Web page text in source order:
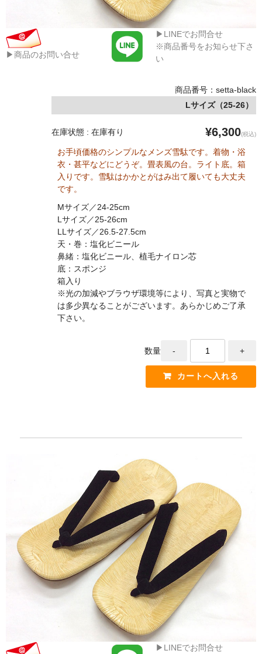
▶商品のお問い合せ
▶LINEでお問合せ
※商品番号をお知らせ下さ
い
商品番号：setta-black
Lサイズ（25-26）
在庫状態 : 在庫有り ¥6,300(税込)
お手頃価格のシンプルなメンズ雪駄です。着物・浴
衣・甚平などにどうぞ。畳表風の台。ライト底。箱
入りです。雪駄はかかとがはみ出て履いても大丈夫
です。
Mサイズ／24-25cm
Lサイズ／25-26cm
LLサイズ／26.5-27.5cm
天・巻：塩化ビニール
鼻緒：塩化ビニール、植毛ナイロン芯
底：スポンジ
箱入り
※光の加減やブラウザ環境等により、写真と実物で
は多少異なることがございます。あらかじめご了承
下さい。
数量
▶LINEでお問合せ